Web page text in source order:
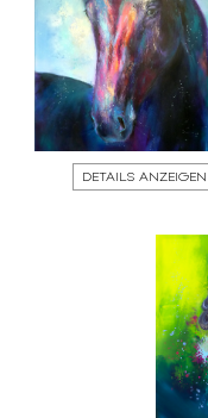
DETAILS ANZEIGEN